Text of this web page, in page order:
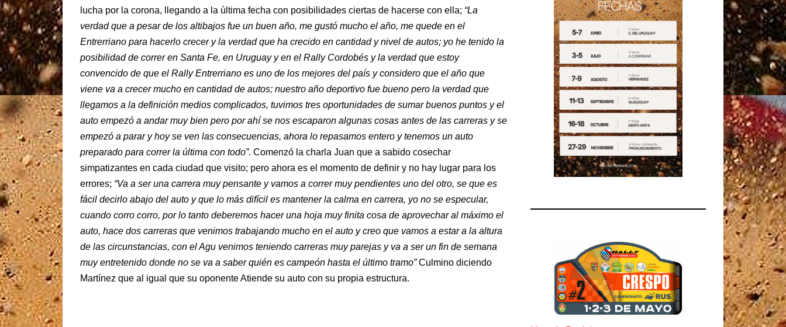
lucha por la corona, llegando a la última fecha con posibilidades ciertas de hacerse con ella; “La
verdad que a pesar de los altibajos fue un buen año, me gustó mucho el año, me quede en el
Entrerriano para hacerlo crecer y la verdad que ha crecido en cantidad y nivel de autos; yo he tenido la
posibilidad de correr en Santa Fe, en Uruguay y en el Rally Cordobés y la verdad que estoy
convencido de que el Rally Entrerriano es uno de los mejores del país y considero que el año que
viene va a crecer mucho en cantidad de autos; nuestro año deportivo fue bueno pero la verdad que
llegamos a la definición medios complicados, tuvimos tres oportunidades de sumar buenos puntos y el
auto empezó a andar muy bien pero por ahí se nos escaparon algunas cosas antes de las carreras y se
empezó a parar y hoy se ven las consecuencias, ahora lo repasamos entero y tenemos un auto
preparado para correr la última con todo”. Comenzó la charla Juan que a sabido cosechar
simpatizantes en cada ciudad que visito; pero ahora es el momento de definir y no hay lugar para los
errores; “Va a ser una carrera muy pensante y vamos a correr muy pendientes uno del otro, se que es
fácil decirlo abajo del auto y que lo más difícil es mantener la calma en carrera, yo no se especular,
cuando corro corro, por lo tanto deberemos hacer una hoja muy finita cosa de aprovechar al máximo el
auto, hace dos carreras que venimos trabajando mucho en el auto y creo que vamos a estar a la altura
de las circunstancias, con el Agu venimos teniendo carreras muy parejas y va a ser un fin de semana
muy entretenido donde no se va a saber quién es campeón hasta el último tramo”Culmino diciendo
Martínez que al igual que su oponente Atiende su auto con su propia estructura.